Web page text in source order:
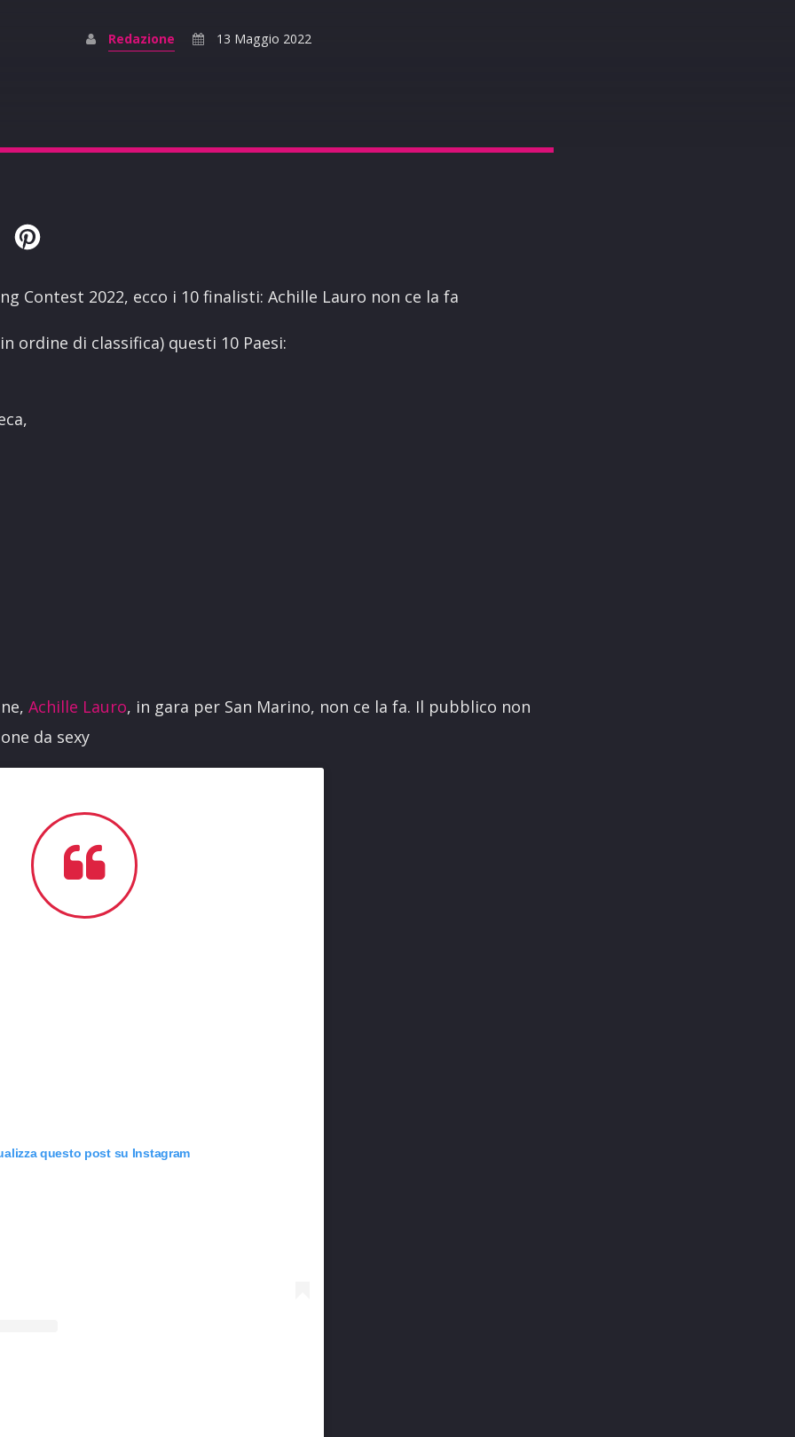
Redazione 13 Maggio 2022
Twitter
Contest 2022, ecco i 10 finalisti: Achille Lauro non ce la fa
ordine di classifica) questi 10 Paesi:
Achille Lauro, in gara per San Marino, non ce la fa. Il pubblico non
da sexy
questo post su Instagram